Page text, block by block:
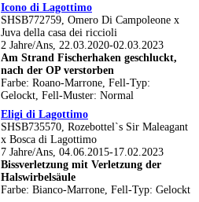
Icono di Lagottimo
SHSB772759, Omero Di Campoleone x
Juva della casa dei riccioli
2 Jahre/Ans, 22.03.2020-02.03.2023
Am Strand Fischerhaken geschluckt,
nach der OP verstorben
Farbe: Roano-Marrone, Fell-Typ:
Gelockt, Fell-Muster: Normal
Eligi di Lagottimo
SHSB735570, Rozebottel`s Sir Maleagant
x Bosca di Lagottimo
7 Jahre/Ans, 04.06.2015-17.02.2023
Bissverletzung mit Verletzung der
Halswirbelsäule
Farbe: Bianco-Marrone, Fell-Typ: Gelockt